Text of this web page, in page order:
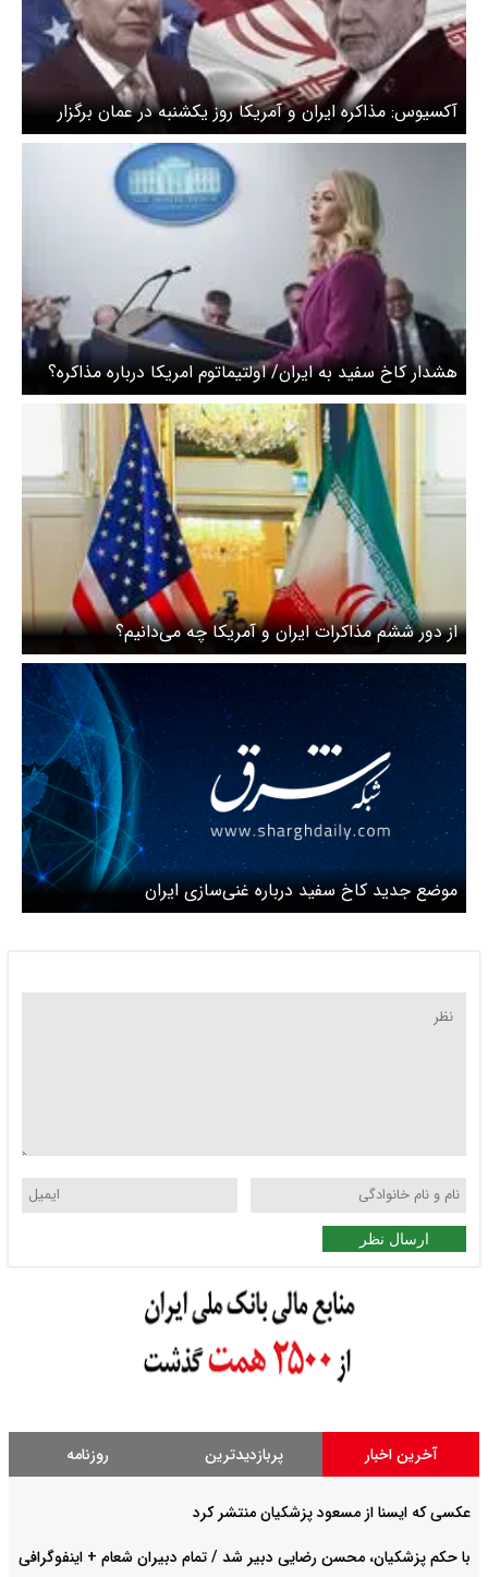
آکسیوس: مذاکره ایران و آمریکا روز یکشنبه در عمان برگزار
می‌شود
هشدار کاخ سفید به ایران/ اولتیماتوم امریکا درباره مذاکره؟
از دور ششم مذاکرات ایران و آمریکا چه می‌دانیم؟
موضع جدید کاخ سفید درباره غنی‌سازی ایران
ارسال نظر
آخرین اخبار پربازدیدترین روزنامه
عکسی که ایسنا از مسعود پزشکیان منتشر کرد
با حکم پزشکیان، محسن رضایی دبیر شد / تمام دبیران شعام + اینفوگرافی